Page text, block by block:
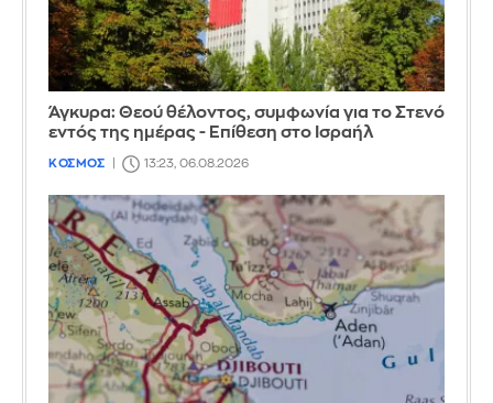
Άγκυρα: Θεού θέλοντος, συμφωνία για το Στενό
εντός της ημέρας - Επίθεση στο Ισραήλ
ΚΟΣΜΟΣ 13:23, 06.08.2026